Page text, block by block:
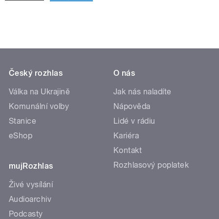
Český rozhlas
Válka na Ukrajině
Komunální volby
Stanice
eShop
mujRozhlas
Živé vysílání
Audioarchiv
Podcasty
O nás
Jak nás naladíte
Nápověda
Lidé v rádiu
Kariéra
Kontakt
Rozhlasový poplatek